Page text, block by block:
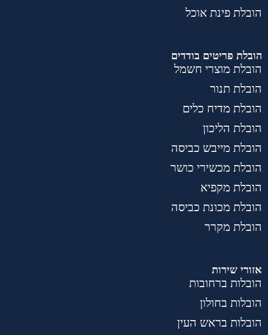
הובלת פינת אוכל
הובלת פריטים בודדים
הובלת מוצרי חשמל
הובלת תנור
הובלת מדיח כלים
הובלת הליכון
הובלת מייבש כביסה
הובלת מכשירי כושר
הובלת מקפיא
הובלת מכונת כביסה
הובלת מקרר
אזורי שירות
הובלות ברחובות
הובלות בחולון
הובלות בראש העין